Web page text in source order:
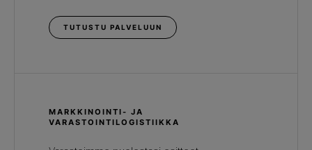
TUTUSTU PALVELUUN
MARKKINOINTI- JA
VARASTOINTILOGISTIIKKA